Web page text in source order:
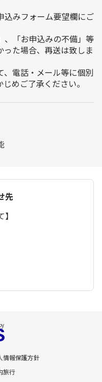
みフォーム要望欄にご
「お申込みの不備」等
った場合、再送は致しま
電話・メール等に個別
めご了承ください。
先
情報保護方針
旅行